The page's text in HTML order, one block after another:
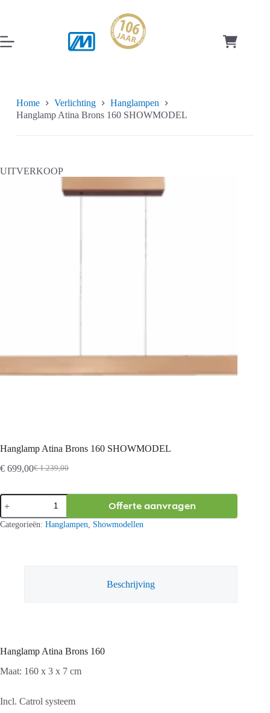
inhoud
Home Verlichting
Hanglampen
Hanglamp Atina Brons 160 SHOWMODEL
UITVERKOOP
Hanglamp Atina Brons 160 SHOWMODEL
€1.239,00
Oorspronkelijke
was:
€ 1.239,00.
€ 699,00Huidige
is:
€ 699,00.
Hanglamp
Atina
Brons
160
Offerte aanvragen
Categorieën: Hanglampen Showmodellen
Beschrijving
Hanglamp Atina Brons 160
Maat: 160 x 3 x 7 cm
Incl. Catrol systeem